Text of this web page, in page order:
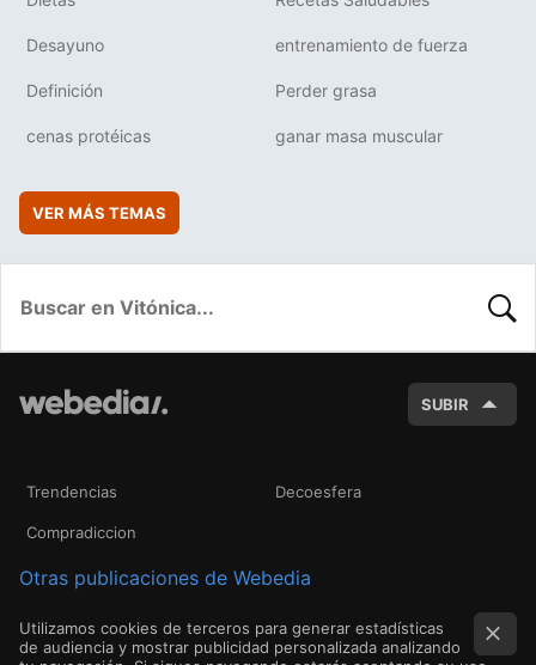
Desayuno entrenamiento de fuerza
Definición Perder grasa
cenas protéicas ganar masa muscular
VER MÁS TEMAS
SUBIR
Trendencias Decoesfera
Compradiccion
Otras publicaciones de Webedia
Utilizamos cookies de terceros para generar estadísticas
de audiencia y mostrar publicidad personalizada analizando